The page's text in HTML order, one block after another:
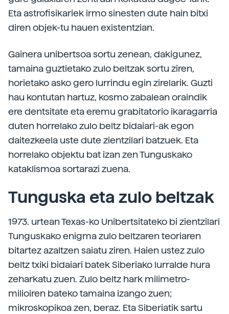
Eta astrofisikariek irmo sinesten dute hain bitxi
diren objek-tu hauen existentzian.
Gainera unibertsoa sortu zenean, dakigunez,
tamaina guztietako zulo beltzak sortu ziren,
horietako asko gero lurrindu egin zirelarik. Guzti
hau kontutan hartuz, kosmo zabalean oraindik
ere dentsitate eta eremu grabitatorio ikaragarria
duten horrelako zulo beltz bidaiari-ak egon
daitezkeela uste dute zientzilari batzuek. Eta
horrelako objektu bat izan zen Tunguskako
kataklismoa sortarazi zuena.
Tunguska eta zulo beltzak
1973. urtean Texas-ko Unibertsitateko bi zientzilari
Tunguskako enigma zulo beltzaren teoriaren
bitartez azaltzen saiatu ziren. Haien ustez zulo
beltz txiki bidaiari batek Siberiako lurralde hura
zeharkatu zuen. Zulo beltz hark milimetro-
milioiren bateko tamaina izango zuen;
mikroskopikoa zen, beraz. Eta Siberiatik sartu